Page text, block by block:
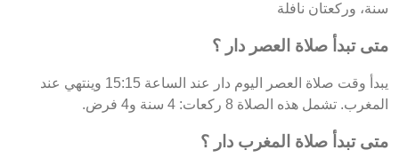
سنة، وركعتان نافلة
متى تبدأ صلاة العصر دار ؟
يبدأ وقت صلاة العصر اليوم دار عند الساعة 15:15 وينتهي عند
المغرب. تشمل هذه الصلاة 8 ركعات: 4 سنة و4 فرض.
متى تبدأ صلاة المغرب دار ؟